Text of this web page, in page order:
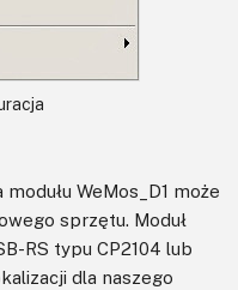
WeMos_D1 może
sprzętu. Moduł
RS typu CP2104 lub
dla naszego